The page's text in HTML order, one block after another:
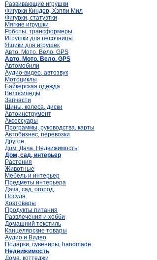
Развивающие игрушки
Фигурки Киндер, Хэппи Мил
Фигурки, статуэтки
Мягкие игрушки
Роботы, трансформеры
Игрушки для песочницы
Ящики для игрушек
Авто. Мото. Вело. GPS
Авто. Мото. Вело. GPS
Автомобили
Аудио-видео, автозвук
Мотоциклы
Байкерская одежда
Велосипеды
Запчасти
Шины, колеса, диски
Автоинструмент
Аксессуары
Программы, руководства, карты
Автобизнес, перевозки
Другое
Дом. Дача. Недвижимость
Дом, сад, интерьер
Растения
Животные
Мебель и интерьер
Предметы интерьера
Дача, сад, огород
Посуда
Хозтовары
Продукты питания
Развлечения и хобби
Домашний текстиль
Канцелярские товары
Аудио и Видео
Подарки, сувениры, handmade
Недвижимость
Дома, коттеджи